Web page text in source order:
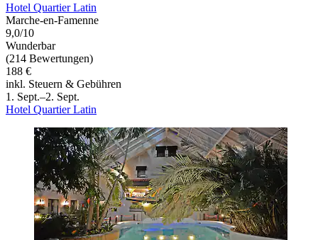
Hotel Quartier Latin
Marche-en-Famenne
9,0/10
Wunderbar
(214 Bewertungen)
188 €
inkl. Steuern & Gebühren
1. Sept.–2. Sept.
Hotel Quartier Latin